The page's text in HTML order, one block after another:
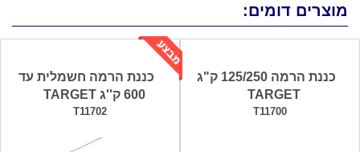
מוצרים דומים:
כננת הרמה 125/250 ק"ג
TARGET
T11700
כננת הרמה חשמלית עד
600 ק''ג TARGET
T11702